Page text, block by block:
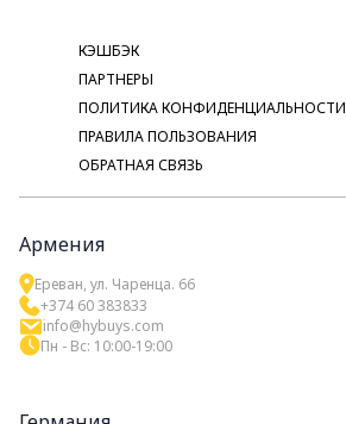
КЭШБЭК
ПАРТНЕРЫ
ПОЛИТИКА КОНФИДЕНЦИАЛЬНОСТИ
ПРАВИЛА ПОЛЬЗОВАНИЯ
ОБРАТНАЯ СВЯЗЬ
Армения
Ереван, ул. Чаренца. 66
+374 60 383833
info@hybuys.com
Пн - Вс: 10:00-19:00